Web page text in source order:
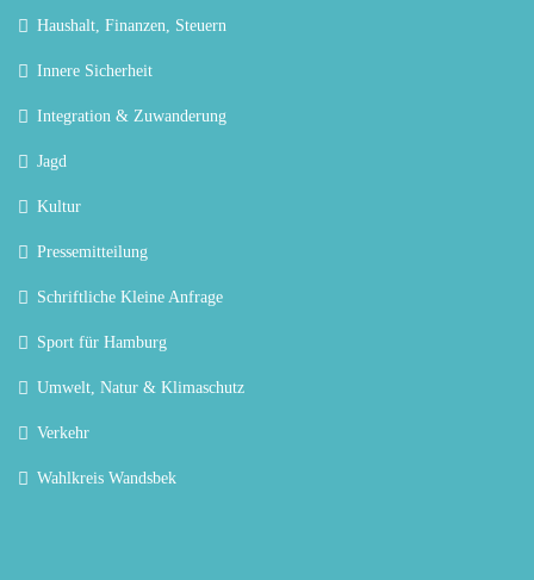
Haushalt, Finanzen, Steuern
Innere Sicherheit
Integration & Zuwanderung
Jagd
Kultur
Pressemitteilung
Schriftliche Kleine Anfrage
Sport für Hamburg
Umwelt, Natur & Klimaschutz
Verkehr
Wahlkreis Wandsbek